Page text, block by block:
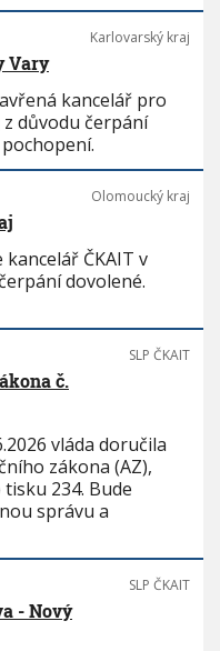
Karlovarský kraj
Vary
kancelář pro
důvodu čerpání
Olomoucký kraj
kancelář ČKAIT v
dovolené.
SLP ČKAIT
č.
vláda doručila
zákona (AZ),
234. Bude
správu a
SLP ČKAIT
- Nový